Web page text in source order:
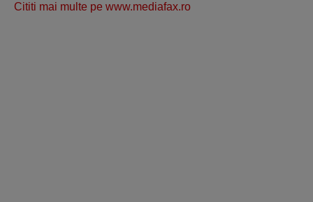
Cititi mai multe pe www.mediafax.ro